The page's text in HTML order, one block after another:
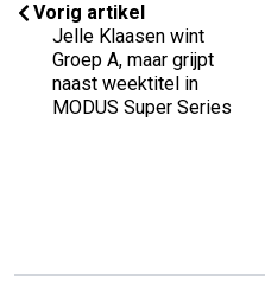
Vorig artikel
Jelle Klaasen wint
Groep A, maar grijpt
naast weektitel in
MODUS Super Series